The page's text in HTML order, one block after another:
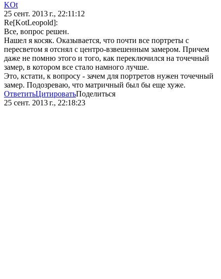
KOt
25 сент. 2013 г., 22:11:12
Re[KotLeopold]:
Все, вопрос решен.
Нашел я косяк. Оказывается, что почти все портреты с
пересветом я отснял с центро-взвешенным замером. Причем
даже не помню этого и того, как переключился на точечный
замер, в котором все стало намного лучше.
Это, кстати, к вопросу - зачем для портретов нужен точечный
замер. Подозреваю, что матричный был бы еще хуже.
ОтветитьЦитироватьПоделиться
25 сент. 2013 г., 22:18:23